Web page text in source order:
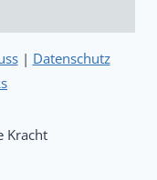
Kracht
| Datenschutz